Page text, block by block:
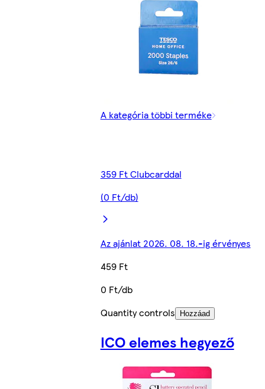
A kategória többi terméke
359 Ft Clubcarddal
(0 Ft/db)
Az ajánlat 2026. 08. 18.-ig érvényes
459 Ft
0 Ft/db
Quantity controls
Hozzáad
ICO elemes hegyező